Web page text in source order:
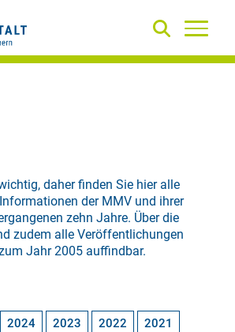
daher finden Sie hier alle
der MMV und ihrer
zehn Jahre. Über die
zudem alle Veröffentlichungen
Jahr 2005 auffindbar.
2024 2023 2022 2021